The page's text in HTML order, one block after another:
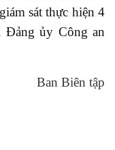
sát thực hiện 4
Đảng ủy Công an
Ban Biên tập